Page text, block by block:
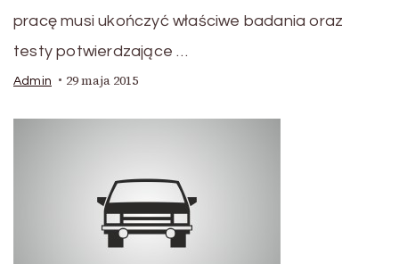
pracę musi ukończyć właściwe badania oraz
testy potwierdzające …
Admin 29 maja 2015